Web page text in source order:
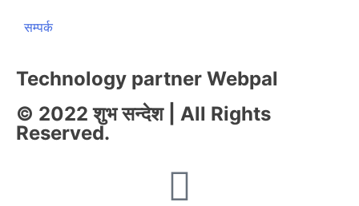
सम्पर्क
© 2022 शुभ सन्देश | All Rights
Reserved.
Technology partner Webpal